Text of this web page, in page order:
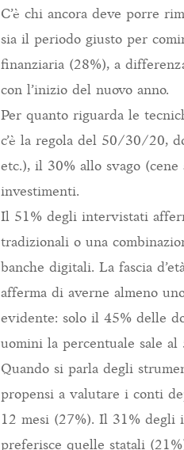
C’è chi ancora deve porre
sia il periodo giusto per
finanziaria (28%), a
con l’inizio del nuovo anno.
Per quanto riguarda le
c’è la regola del 50/30/20,
etc.), il 30% allo svago
investimenti.
Il 51% degli intervistati
tradizionali o una
banche digitali. La fascia
afferma di averne almeno
evidente: solo il 45% delle
uomini la percentuale sale al
Quando si parla degli
propensi a valutare i conti
12 mesi (27%). Il 31% degli
preferisce quelle statali